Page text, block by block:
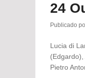
24
Publicado
Lucia di
Pietro